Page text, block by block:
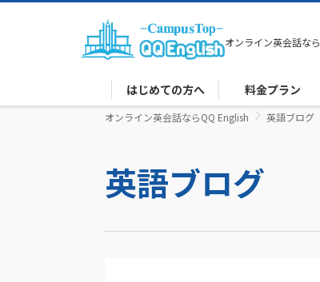
オンライン英会話なら
はじめての方へ 料金プラン
オンライン英会話ならQQ English 英語ブログ
英語ブログ